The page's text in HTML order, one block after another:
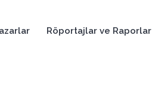
Röportajlar ve Raporlar